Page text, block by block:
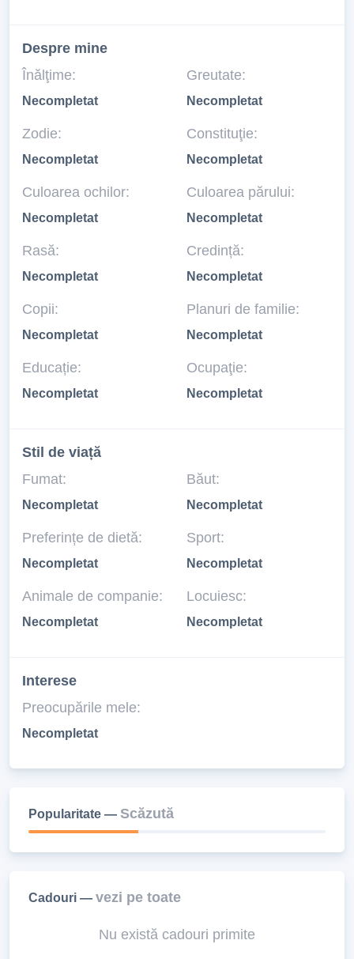
Despre mine
Înălţime:
Necompletat
Greutate:
Necompletat
Zodie:
Necompletat
Constituţie:
Necompletat
Culoarea ochilor:
Necompletat
Culoarea părului:
Necompletat
Rasă:
Necompletat
Credință:
Necompletat
Copii:
Necompletat
Planuri de familie:
Necompletat
Educație:
Necompletat
Ocupaţie:
Necompletat
Stil de viață
Fumat:
Necompletat
Băut:
Necompletat
Preferințe de dietă:
Necompletat
Sport:
Necompletat
Animale de companie:
Necompletat
Locuiesc:
Necompletat
Interese
Preocupările mele:
Necompletat
Popularitate — Scăzută
Cadouri — vezi pe toate
Nu există cadouri primite